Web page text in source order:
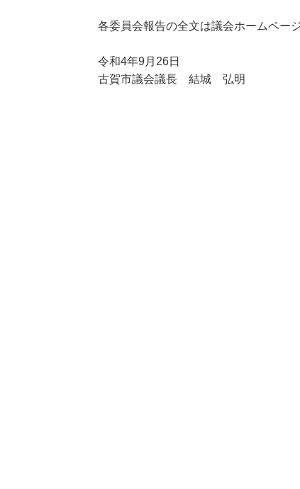
各委員会報告の全文は議会ホームペー
令和4年9月26日
古賀市議会議長 結城 弘明